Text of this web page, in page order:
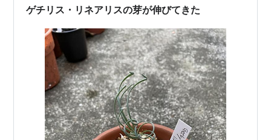
小型で、夏に開花し、冬には葉が枯れて休眠するとのこ
ゲチリス・リネアリスの芽が伸びてきた